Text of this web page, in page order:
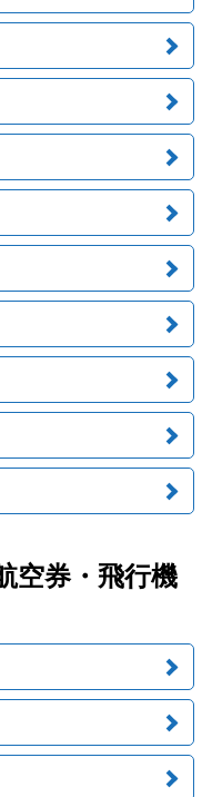
空券・飛行機